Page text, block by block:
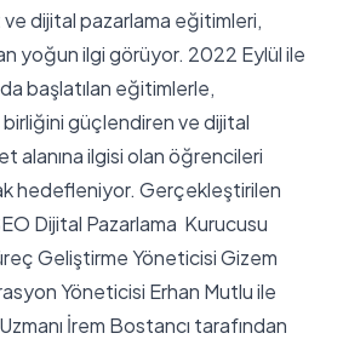
dijital pazarlama eğitimleri,
yoğun ilgi görüyor. 2022 Eylül ile
başlatılan eğitimlerle,
güçlendiren ve dijital
alanına ilgisi olan öğrencileri
hedefleniyor. Gerçekleştirilen
Dijital Pazarlama Kurucusu
Geliştirme Yöneticisi Gizem
Yöneticisi Erhan Mutlu ile
İrem Bostancı tarafından